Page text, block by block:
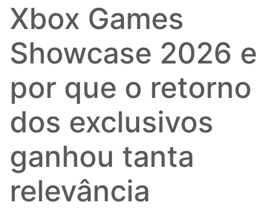
Xbox Games
Showcase 2026 e
por que o retorno
dos exclusivos
ganhou tanta
relevância